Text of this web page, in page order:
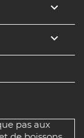


pas aux